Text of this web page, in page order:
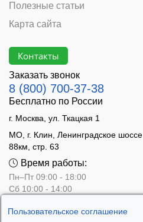
Пользовательское соглашение
Полезные статьи
Карта сайта
Контакты
Заказать звонок
8 (800) 700-37-38
Бесплатно по России
г. Москва, ул. Ткацкая 1
МО, г. Клин, Ленинградское шоссе
88км, стр. 63
Время работы:
Пн–Пт 09:00 - 18:00
Сб 10:00 - 14:00